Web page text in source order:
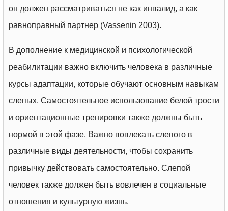
он должен рассматриваться не как инвалид, а как
равноправный партнер (Vassenin 2003).
В дополнение к медицинской и психологической
реабилитации важно включить человека в различные
курсы адаптации, которые обучают основным навыкам
слепых. Самостоятельное использование белой трости
и ориентационные тренировки также должны быть
нормой в этой фазе. Важно вовлекать слепого в
различные виды деятельности, чтобы сохранить
привычку действовать самостоятельно. Слепой
человек также должен быть вовлечен в социальные
отношения и культурную жизнь.